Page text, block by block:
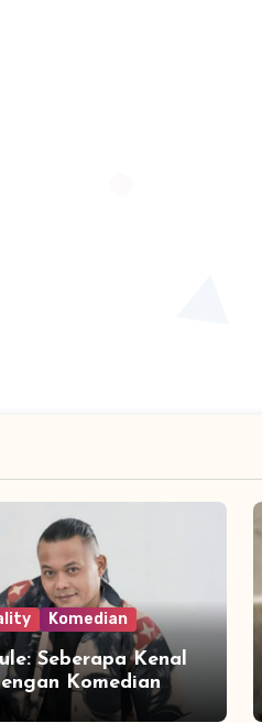
Komedian
Seberapa Kenal
Komedian
Indonesia?